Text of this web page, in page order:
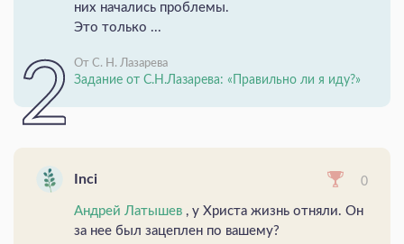
них начались проблемы.
Это только ...
От С. Н. Лазарева
Задание от С.Н.Лазарева: «Правильно ли я иду?»
Inci 0
Андрей Латышев , у Христа жизнь отняли. Он
за нее был зацеплен по вашему?